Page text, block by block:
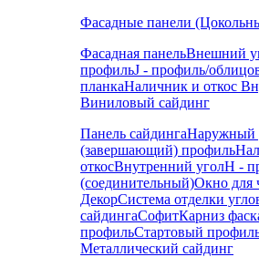
Фасадные панели
Фасадная панельВнешний
профильJ - профиль/
планкаНаличник и откос
Виниловый сайдинг
Панель сайдингаНаружный
(завершающий) профиль
откосВнутренний уголH -
(соединительный)Окно для
ДекорСистема отделки
сайдингаСофитКарниз
профильСтартовый
Металлический сайдинг